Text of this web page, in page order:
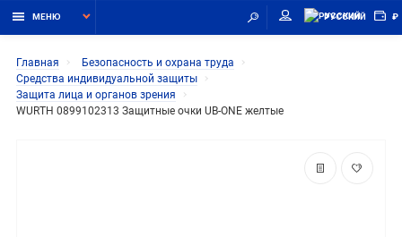
МЕНЮ РУССКИЙ ₽
Главная
Безопасность и охрана труда
Средства индивидуальной защиты
Защита лица и органов зрения
WURTH 0899102313 Защитные очки UB-ONE желтые